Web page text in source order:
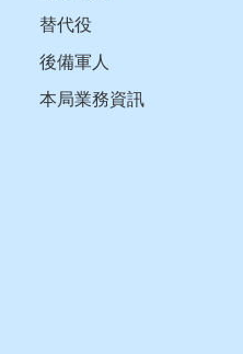
替代役
後備軍人
本局業務資訊